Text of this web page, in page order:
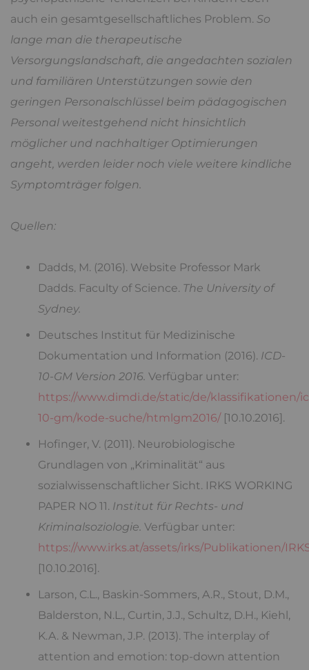
auch ein gesamtgesellschaftliches Problem. So
lange man die therapeutische
Versorgungslandschaft, die angedachten sozialen
und familiären Unterstützungen sowie den
geringen Personalschlüssel beim pädagogischen
Personal weitestgehend nicht hinsichtlich
möglicher und nachhaltiger Optimierungen
angeht, werden leider noch viele weitere kindliche
Symptomträger folgen.
Quellen:
Dadds, M. (2016). Website Professor Mark
Dadds. Faculty of Science. The University of
Sydney.
Deutsches Institut für Medizinische
Dokumentation und Information (2016). ICD-
10-GM Version 2016. Verfügbar unter:
https://www.dimdi.de/static/de/klassifikationen/
10-gm/kode-suche/htmlgm2016/ [10.10.2016].
Hofinger, V. (2011). Neurobiologische
Grundlagen von „Kriminalität“ aus
sozialwissenschaftlicher Sicht. IRKS WORKING
PAPER NO 11. Institut für Rechts- und
Kriminalsoziologie. Verfügbar unter:
https://www.irks.at/assets/irks/Publikationen/
[10.10.2016].
Larson, C.L., Baskin-Sommers, A.R., Stout, D.M.,
Balderston, N.L., Curtin, J.J., Schultz, D.H., Kiehl,
K.A. & Newman, J.P. (2013). The interplay of
attention and emotion: top-down attention